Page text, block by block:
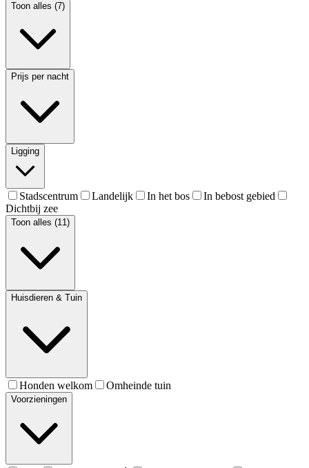
Toon alles (7)
Prijs per nacht
Ligging
Stadscentrum Landelijk In het bos
In bebost gebied
Dichtbij zee
Toon alles (11)
Huisdieren & Tuin
Honden welkom Omheinde tuin
Voorzieningen